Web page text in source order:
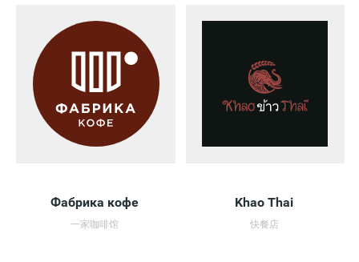
Фабрика кофе
一家咖啡馆
Khao Thai
快餐店